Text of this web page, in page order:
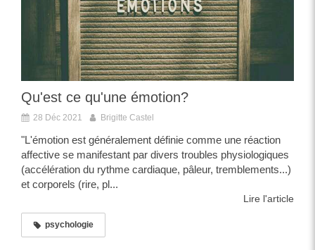
Qu'est ce qu'une émotion?
28 Déc 2021 Brigitte Castel
"L'émotion est généralement définie comme une réaction
affective se manifestant par divers troubles physiologiques
(accélération du rythme cardiaque, pâleur, tremblements...)
et corporels (rire, pl...
Lire l'article
psychologie